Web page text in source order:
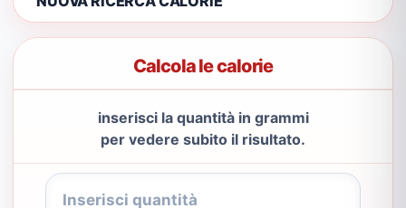
Calcola le calorie
inserisci la quantità in grammi
per vedere subito il risultato.